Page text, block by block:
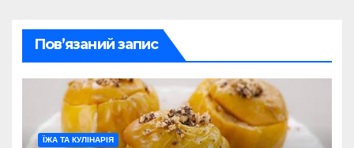
Пов’язаний запис
ЇЖА ТА КУЛІНАРІЯ